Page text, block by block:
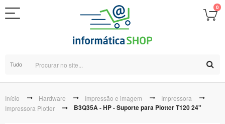
0
Tudo
Início Hardware Impressão e imagem
Impressora
Impressora Plotter
B3Q35A - HP - Suporte para Plotter T120 24"